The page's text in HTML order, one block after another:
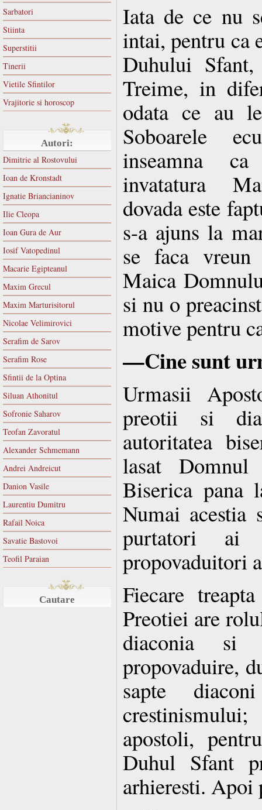
Sarbatori
Stiinta
Superstitii
Tinerii
Vietile Sfintilor
Vrajitorie si horoscop
Autori:
Dimitrie al Rostovului
Ioan de Kronstadt
Ignatie Briancianinov
Ilie Cleopa
Ioan Gura de Aur
Iosif Vatopedinul
Macarie Egipteanul
Maxim Grecul
Maxim Marturisitorul
Nicolae Velimirovici
Serafim de Sarov
Serafim Rose
Sfintii de la Optina
Siluan Athonitul
Sofronie Saharov
Teofan Zavoratul
Alexander Schmemann
Andrei Andreicut
Danion Vasile
Laurentiu Dumitru
Rafail Noica
Savatie Bastovoi
Teofil Paraian
Cautare
Iata de ce nu
intai, pentru ca
Duhului
Treime, in
odata ce au
Soboarele
inseamna
invatatura
dovada este
s-a ajuns la
se faca
Maica
si nu o
motive pentru
—Cine sunt
Urmasii
preotii si
autoritatea
lasat Domnul
Biserica pana
Numai acestia
purtatori ai
propovaduitori
Fiecare
Preotiei are
diaconia
propovaduire,
sapte
apostoli,
Duhul Sfant
arhieresti. Apoi